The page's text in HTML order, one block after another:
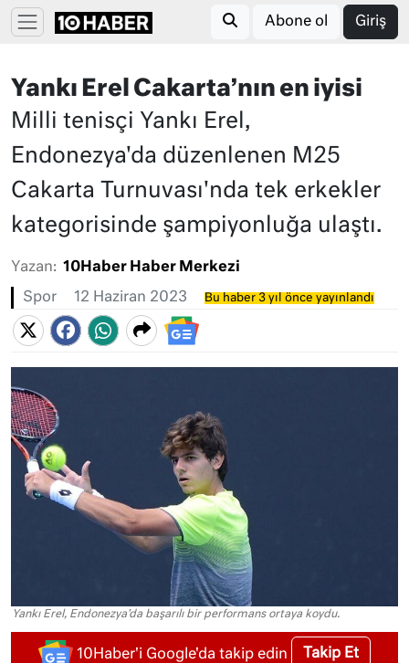
Abone ol Giriş
Yankı Erel Cakarta’nın en iyisi
Milli tenisçi Yankı Erel,
Endonezya'da düzenlenen M25
Cakarta Turnuvası'nda tek erkekler
kategorisinde şampiyonluğa ulaştı.
Yazan: 10Haber Haber Merkezi
Spor 12 Haziran 2023 Bu haber 3 yıl önce yayınlandı
Yankı Erel, Endonezya'da başarılı bir performans ortaya koydu.
10Haber'i Google'da takip edin Takip Et